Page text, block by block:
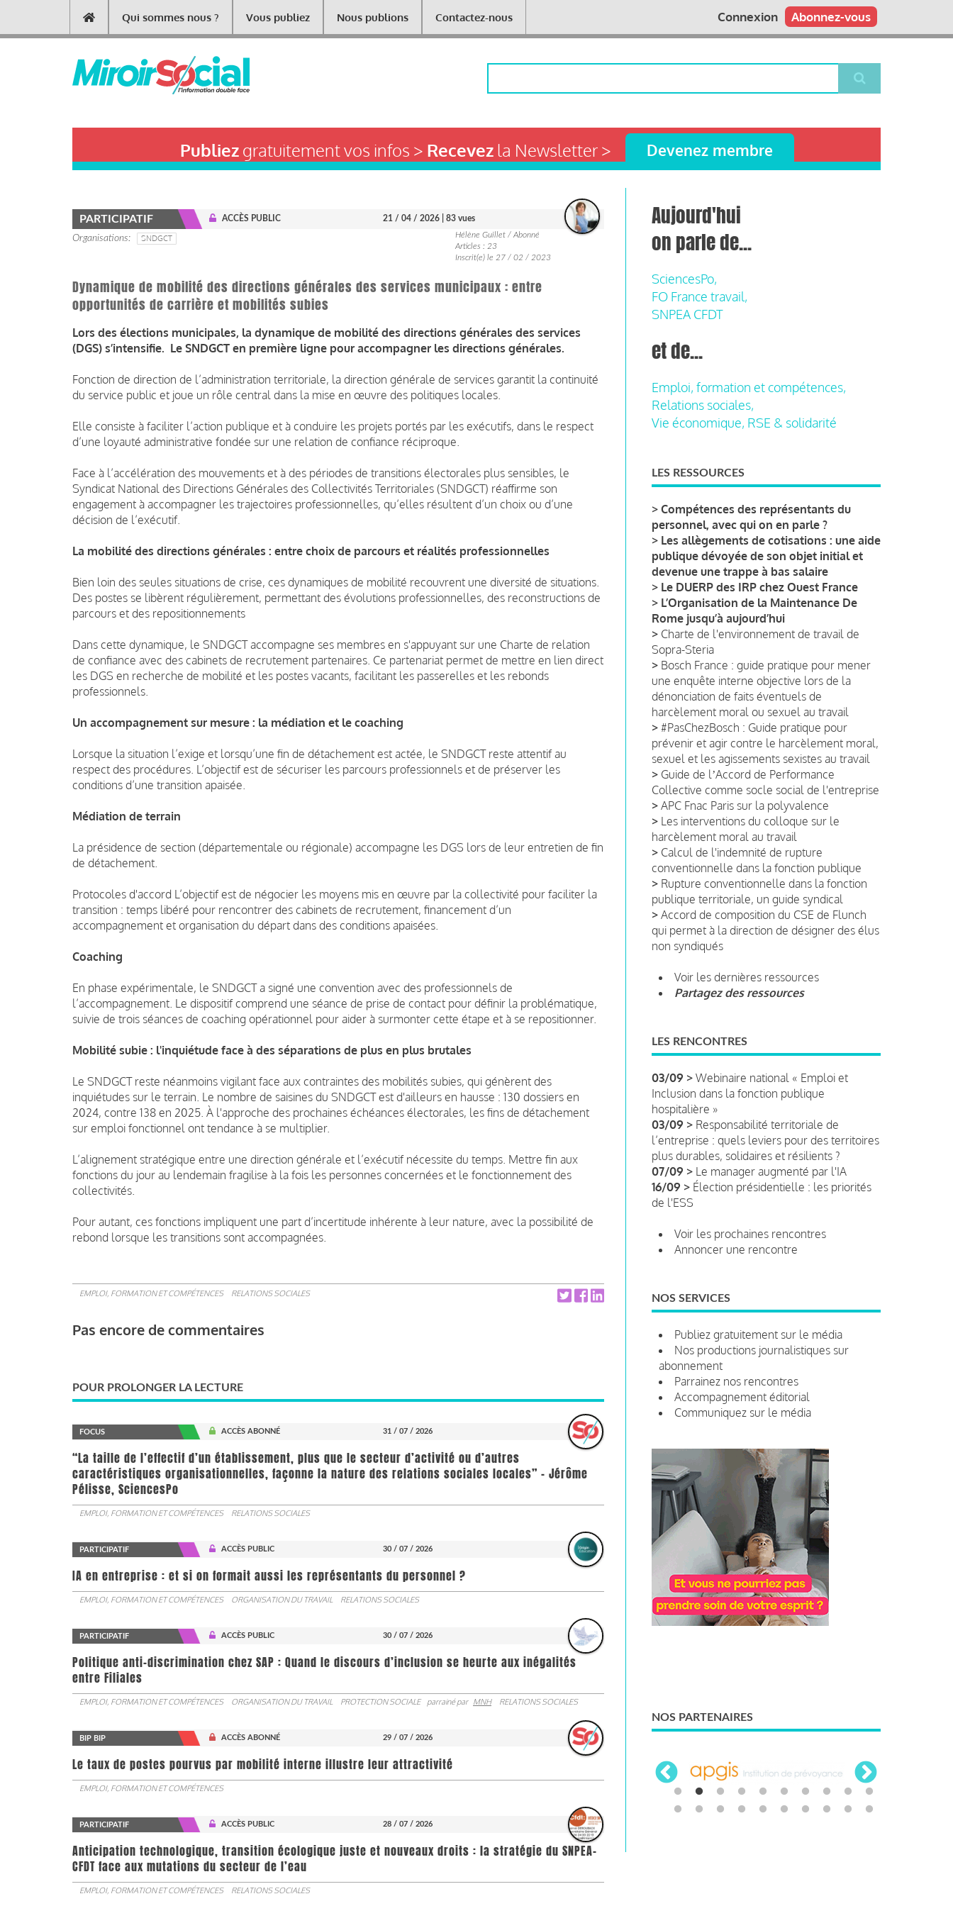
contenu
Main
navigation
Qui sommes nous ? Vous publiez Nous publions Contactez-nous Abonnez-vous
Connexion
Publiezgratuitement vos infos > Recevezla Newsletter > Devenez membre
PARTICIPATIF ACCÈS PUBLIC 21 / 04 / 2026 | 83 vues
Organisations SNDGCT
Hélène Guillet / Abonné
Articles : 23
Inscrit(e) le 27 / 02 / 2023
Dynamique de mobilité des directions générales des services municipaux : entre
opportunités de carrière et mobilités subies
Lors des élections municipales, la dynamique de mobilité des directions générales des services
(DGS) s’intensifie. Le SNDGCT en première ligne pour accompagner les directions générales.
Fonction de direction de l’administration territoriale, la direction générale de services garantit la continuité
du service public et joue un rôle central dans la mise en œuvre des politiques locales.
Elle consiste à faciliter l’action publique et à conduire les projets portés par les exécutifs, dans le respect
d’une loyauté administrative fondée sur une relation de confiance réciproque.
Face à l’accélération des mouvements et à des périodes de transitions électorales plus sensibles, le
Syndicat National des Directions Générales des Collectivités Territoriales (SNDGCT) réaffirme son
engagement à accompagner les trajectoires professionnelles, qu’elles résultent d’un choix ou d’une
décision de l’exécutif.
La mobilité des directions générales : entre choix de parcours et réalités professionnelles
Bien loin des seules situations de crise, ces dynamiques de mobilité recouvrent une diversité de situations.
Des postes se libèrent régulièrement, permettant des évolutions professionnelles, des reconstructions de
parcours et des repositionnements
Dans cette dynamique, le SNDGCT accompagne ses membres en s'appuyant sur une Charte de relation
de confiance avec des cabinets de recrutement partenaires. Ce partenariat permet de mettre en lien direct
les DGS en recherche de mobilité et les postes vacants, facilitant les passerelles et les rebonds
professionnels.
Un accompagnement sur mesure : la médiation et le coaching
Lorsque la situation l’exige et lorsqu’une fin de détachement est actée, le SNDGCT reste attentif au
respect des procédures. L’objectif est de sécuriser les parcours professionnels et de préserver les
conditions d’une transition apaisée.
Médiation de terrain
La présidence de section (départementale ou régionale) accompagne les DGS lors de leur entretien de fin
de détachement.
Protocoles d'accord L’objectif est de négocier les moyens mis en œuvre par la collectivité pour faciliter la
transition : temps libéré pour rencontrer des cabinets de recrutement, financement d’un
accompagnement et organisation du départ dans des conditions apaisées.
Coaching
En phase expérimentale, le SNDGCT a signé une convention avec des professionnels de
l’accompagnement. Le dispositif comprend une séance de prise de contact pour définir la problématique,
suivie de trois séances de coaching opérationnel pour aider à surmonter cette étape et à se repositionner.
Mobilité subie : l'inquiétude face à des séparations de plus en plus brutales
Le SNDGCT reste néanmoins vigilant face aux contraintes des mobilités subies, qui génèrent des
inquiétudes sur le terrain. Le nombre de saisines du SNDGCT est d'ailleurs en hausse : 130 dossiers en
2024, contre 138 en 2025. À l'approche des prochaines échéances électorales, les fins de détachement
sur emploi fonctionnel ont tendance à se multiplier.
L’alignement stratégique entre une direction générale et l’exécutif nécessite du temps. Mettre fin aux
fonctions du jour au lendemain fragilise à la fois les personnes concernées et le fonctionnement des
collectivités.
Pour autant, ces fonctions impliquent une part d’incertitude inhérente à leur nature, avec la possibilité de
rebond lorsque les transitions sont accompagnées.
EMPLOI, FORMATION ET COMPÉTENCES RELATIONS SOCIALES
Pas encore de commentaires
POUR PROLONGER LA LECTURE
FOCUS ACCÈS ABONNÉ 31 / 07 / 2026
“La taille de l’effectif d’un établissement, plus que le secteur d’activité ou d’autres
caractéristiques organisationnelles, façonne la nature des relations sociales locales” - Jérôme
Pélisse, SciencesPo
EMPLOI, FORMATION ET COMPÉTENCES RELATIONS SOCIALES
PARTICIPATIF ACCÈS PUBLIC 30 / 07 / 2026
IA en entreprise : et si on formait aussi les représentants du personnel ?
EMPLOI, FORMATION ET COMPÉTENCES ORGANISATION DU TRAVAIL RELATIONS SOCIALES
PARTICIPATIF ACCÈS PUBLIC 30 / 07 / 2026
Politique anti-discrimination chez SAP : Quand le discours d’inclusion se heurte aux inégalités
entre Filiales
EMPLOI, FORMATION ET COMPÉTENCES ORGANISATION DU TRAVAIL PROTECTION SOCIALE parrainé par MNH RELATIONS SOCIALES
BIP BIP ACCÈS ABONNÉ 29 / 07 / 2026
Le taux de postes pourvus par mobilité interne illustre leur attractivité
EMPLOI, FORMATION ET COMPÉTENCES
PARTICIPATIF ACCÈS PUBLIC 28 / 07 / 2026
Anticipation technologique, transition écologique juste et nouveaux droits : la stratégie du SNPEA-
CFDT face aux mutations du secteur de l’eau
EMPLOI, FORMATION ET COMPÉTENCES RELATIONS SOCIALES
Aujourd'hui
on parle de...
SciencesPo,
FO France travail,
SNPEA CFDT
et de...
Emploi, formation et compétences,
Relations sociales,
Vie économique, RSE & solidarité
LES RESSOURCES
> Compétences des représentants du
personnel, avec qui on en parle ?
> Les allègements de cotisations : une aide
publique dévoyée de son objet initial et
devenue une trappe à bas salaire
> Le DUERP des IRP chez Ouest France
> L’Organisation de la Maintenance De
Rome jusqu’à aujourd’hui
> Charte de l'environnement de travail de
Sopra-Steria
> Bosch France : guide pratique pour mener
une enquête interne objective lors de la
dénonciation de faits éventuels de
harcèlement moral ou sexuel au travail
> #PasChezBosch : Guide pratique pour
prévenir et agir contre le harcèlement moral,
sexuel et les agissements sexistes au travail
> Guide de lʼAccord de Performance
Collective comme socle social de l'entreprise
> APC Fnac Paris sur la polyvalence
> Les interventions du colloque sur le
harcèlement moral au travail
> Calcul de l'indemnité de rupture
conventionnelle dans la fonction publique
> Rupture conventionnelle dans la fonction
publique territoriale, un guide syndical
> Accord de composition du CSE de Flunch
qui permet à la direction de désigner des élus
non syndiqués
Voir les dernières ressources
Partagez des ressources
LES RENCONTRES
03/09 > Webinaire national « Emploi et
Inclusion dans la fonction publique
hospitalière »
03/09 > Responsabilité territoriale de
l’entreprise : quels leviers pour des territoires
plus durables, solidaires et résilients ?
07/09 > Le manager augmenté par l'IA
16/09 > Élection présidentielle : les priorités
de l'ESS
Voir les prochaines rencontres
Annoncer une rencontre
NOS SERVICES
Publiez gratuitement sur le média
Nos productions journalistiques sur
abonnement
Parrainez nos rencontres
Accompagnement éditorial
Communiquez sur le média
NOS PARTENAIRES